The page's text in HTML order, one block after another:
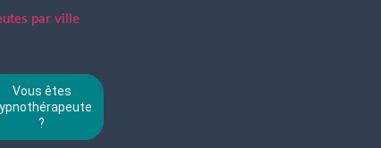
par ville
Vous êtes
?